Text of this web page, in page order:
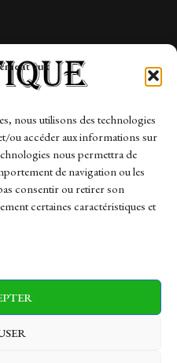
aux
nous utilisons des technologies
ou accéder aux informations sur
nous permettra de
de navigation ou les
consentir ou retirer son
certaines caractéristiques et
Politics
Sports Travel